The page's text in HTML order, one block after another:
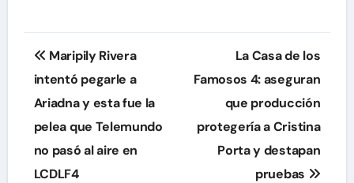
Navegación
de
entradas
Maripily Rivera
intentó pegarle a
Ariadna y esta fue la
pelea que Telemundo
no pasó al aire en
LCDLF4
La Casa de los
Famosos 4: aseguran
que producción
protegería a Cristina
Porta y destapan
pruebas